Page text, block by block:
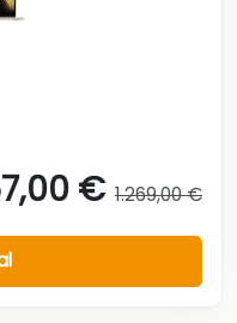
€ 1.269,00 €